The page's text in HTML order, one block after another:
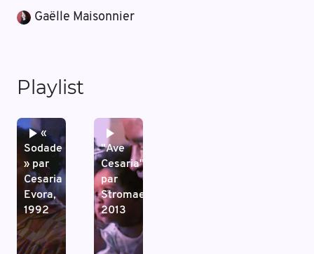
Gaëlle Maisonnier
Playlist
«
Sodade
» par
Cesaria
Evora,
1992
"Ave
Cesaria"
par
Stromae,
2013